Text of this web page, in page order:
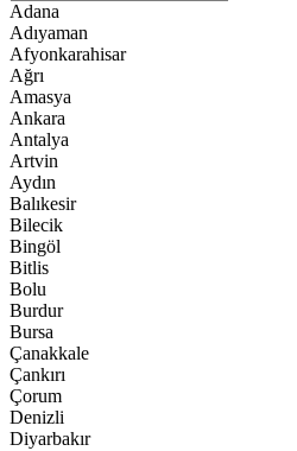
Adana
Adıyaman
Afyonkarahisar
Ağrı
Amasya
Ankara
Antalya
Artvin
Aydın
Balıkesir
Bilecik
Bingöl
Bitlis
Bolu
Burdur
Bursa
Çanakkale
Çankırı
Çorum
Denizli
Diyarbakır